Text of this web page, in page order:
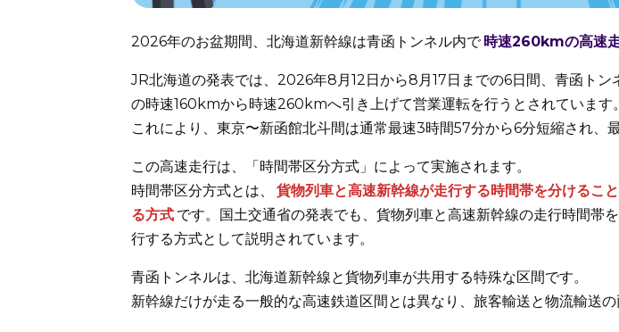
2026年のお盆期間、北海道新幹線は青函トンネル内で 時速260kmの高速
JR北海道の発表では、2026年8月12日から8月17日までの6日間、青函ト
の時速160kmから時速260kmへ引き上げて営業運転を行うとされています。
これにより、東京〜新函館北斗間は通常最速3時間57分から6分短縮され、
この高速走行は、「時間帯区分方式」によって実施されます。
時間帯区分方式とは、
貨物列車と高速新幹線が走行する時間帯を分けるこ
る方式 です。国土交通省の発表でも、貨物列車と高速新幹線の走行時間帯
行する方式として説明されています。
青函トンネルは、北海道新幹線と貨物列車が共用する特殊な区間です。
新幹線だけが走る一般的な高速鉄道区間とは異なり、旅客輸送と物流輸送の